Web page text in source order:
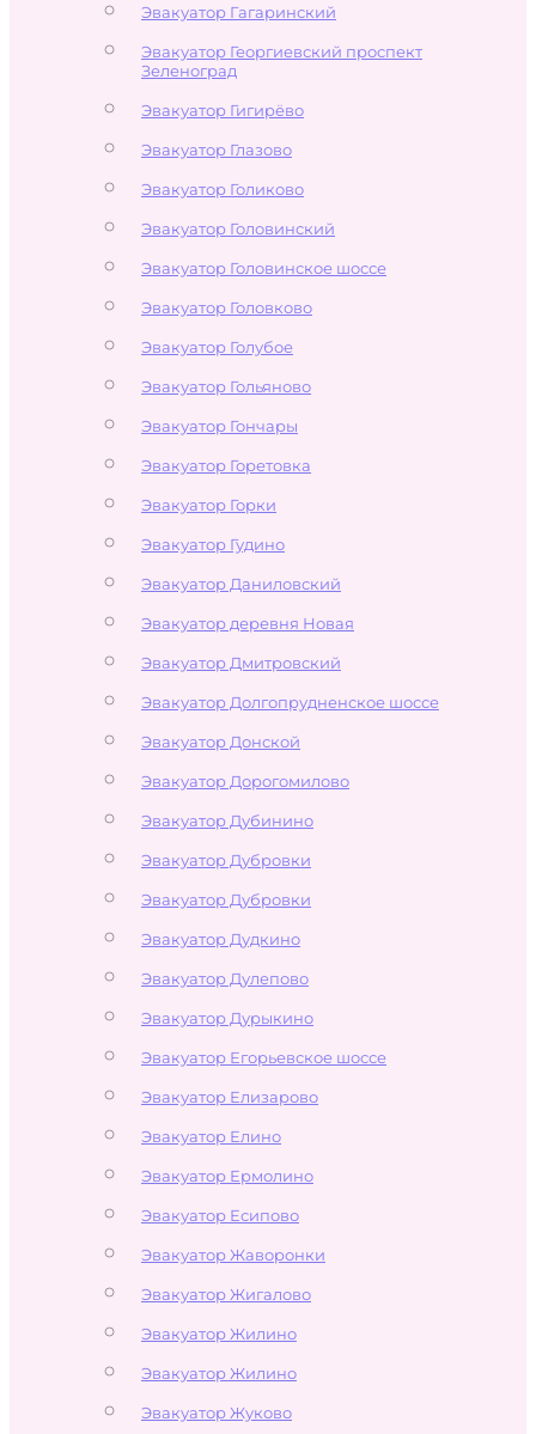
Эвакуатор Гагаринский
Эвакуатор Георгиевский проспект
Зеленоград
Эвакуатор Гигирёво
Эвакуатор Глазово
Эвакуатор Голиково
Эвакуатор Головинский
Эвакуатор Головинское шоссе
Эвакуатор Головково
Эвакуатор Голубое
Эвакуатор Гольяново
Эвакуатор Гончары
Эвакуатор Горетовка
Эвакуатор Горки
Эвакуатор Гудино
Эвакуатор Даниловский
Эвакуатор деревня Новая
Эвакуатор Дмитровский
Эвакуатор Долгопрудненское шоссе
Эвакуатор Донской
Эвакуатор Дорогомилово
Эвакуатор Дубинино
Эвакуатор Дубровки
Эвакуатор Дубровки
Эвакуатор Дудкино
Эвакуатор Дулепово
Эвакуатор Дурыкино
Эвакуатор Егорьевское шоссе
Эвакуатор Елизарово
Эвакуатор Елино
Эвакуатор Ермолино
Эвакуатор Есипово
Эвакуатор Жаворонки
Эвакуатор Жигалово
Эвакуатор Жилино
Эвакуатор Жилино
Эвакуатор Жуково